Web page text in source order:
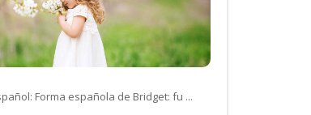
Forma española de Bridget: fu ...